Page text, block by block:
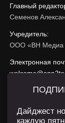
Главный
Семенов
Учредитель:
ООО «ВН Медиа
Электронная
При
Дайджест
каждую